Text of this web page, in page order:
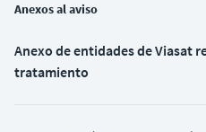
Anexos al aviso
Anexo de entidades de Viasat
tratamiento